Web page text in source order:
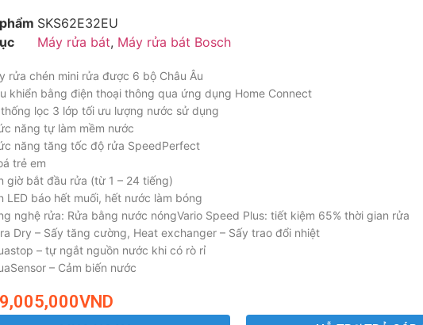
SKS62E32EU
Máy rửa bát, Máy rửa bát Bosch
rửa chén mini rửa được 6 bộ Châu Âu
khiển bằng điện thoại thông qua ứng dụng Home Connect
thống lọc 3 lớp tối ưu lượng nước sử dụng
năng tự làm mềm nước
năng tăng tốc độ rửa SpeedPerfect
trẻ em
giờ bắt đầu rửa (từ 1 – 24 tiếng)
LED báo hết muối, hết nước làm bóng
nghệ rửa: Rửa bằng nước nóngVario Speed Plus: tiết kiệm 65% thời gian rửa
Dry – Sấy tăng cường, Heat exchanger – Sấy trao đổi nhiệt
– tự ngắt nguồn nước khi có rò rỉ
– Cảm biến nước
9,005,000VND